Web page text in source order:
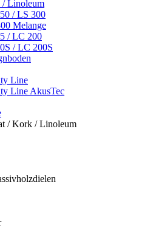
Linoleum
/ LS 300
Melange
/ LC 200
/ LC 200S
Line
Line AkusTec
/ Kork / Linoleum